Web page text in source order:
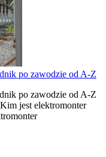
po zawodzie od A-Z
po zawodzie od A-Z
jest elektromonter